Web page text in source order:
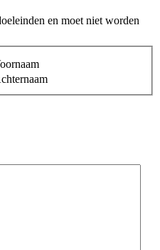
en moet niet worden